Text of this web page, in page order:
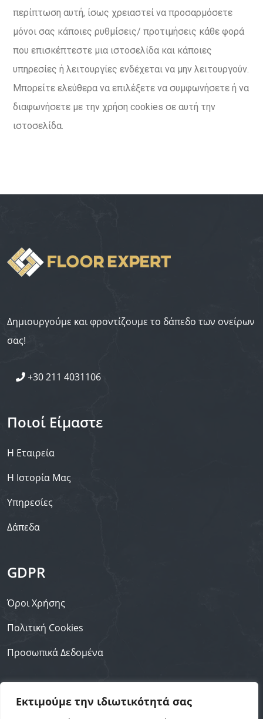
Εκτιμούμε την ιδιωτικότητά σας
περίπτωση αυτή, ίσως χρειαστεί να προσαρμόσετε
μόνοι σας κάποιες ρυθμίσεις/ προτιμήσεις κάθε φορά
που επισκέπτεστε μια ιστοσελίδα και κάποιες
υπηρεσίες ή λειτουργίες ενδέχεται να μην λειτουργούν.
Μπορείτε ελεύθερα να επιλέξετε να συμφωνήσετε ή να
διαφωνήσετε με την χρήση cookies σε αυτή την
ιστοσελίδα.
Δημιουργούμε και φροντίζουμε το δάπεδο των ονείρων
σας!
+30 211 4031106
Ποιοί Είμαστε
Η Εταιρεία
Η Ιστορία Μας
Υπηρεσίες
Δάπεδα
GDPR
Όροι Χρήσης
Πολιτική Cookies
Προσωπικά Δεδομένα
Επικοινωνία